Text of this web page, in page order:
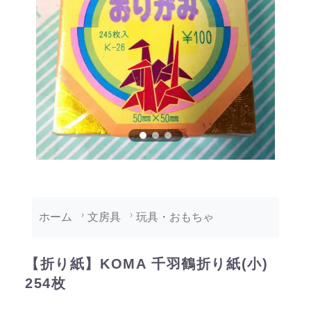
ホーム 文房具 玩具・おもちゃ
【折り紙】KOMA 千羽鶴折り紙(小)
254枚